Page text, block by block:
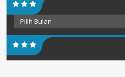
Arsip
Berita